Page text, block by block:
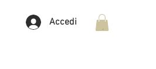
Accedi